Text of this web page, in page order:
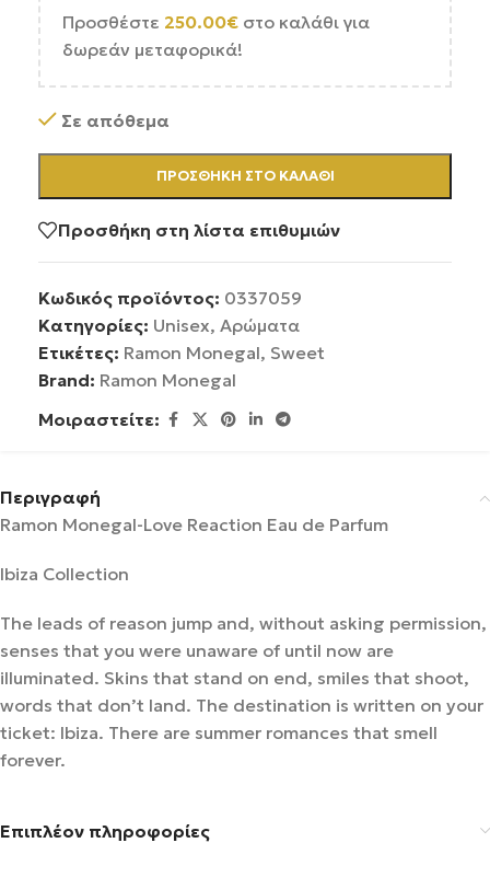
Προσθέστε 250.00€ στο καλάθι για
δωρεάν μεταφορικά!
Σε απόθεμα
ΠΡΟΣΘΉΚΗ ΣΤΟ ΚΑΛΆΘΙ
Προσθήκη στη λίστα επιθυμιών
Κωδικός προϊόντος: 0337059
Κατηγορίες: Unisex, Αρώματα
Ετικέτες: Ramon Monegal, Sweet
Brand: Ramon Monegal
Μοιραστείτε:
Περιγραφή
Ramon Monegal-Love Reaction Eau de Parfum
Ibiza Collection
The leads of reason jump and, without asking permission,
senses that you were unaware of until now are
illuminated. Skins that stand on end, smiles that shoot,
words that don’t land. The destination is written on your
ticket: Ibiza. There are summer romances that smell
forever.
Επιπλέον πληροφορίες